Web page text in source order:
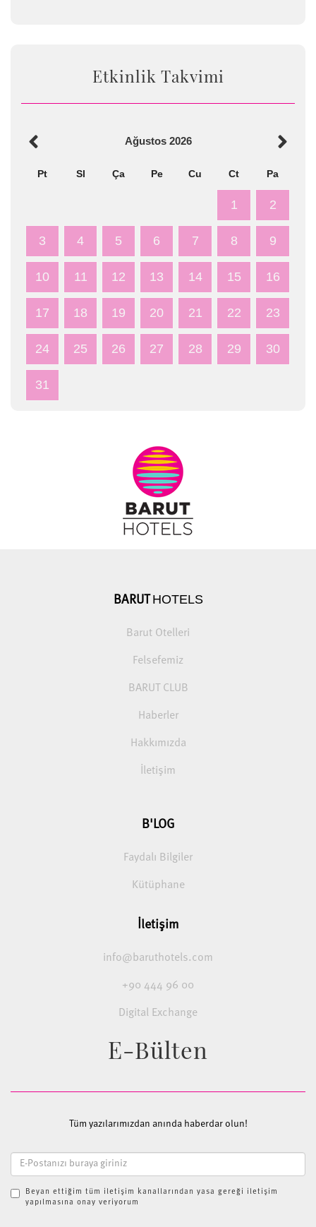
Etkinlik Takvimi
Ağustos 2026
Pt Sl Ça Pe Cu Ct Pa
1 2
3 4 5 6 7 8 9
10 11 12 13 14 15 16
17 18 19 20 21 22 23
24 25 26 27 28 29 30
31
BARUT HOTELS
Barut Otelleri
Felsefemiz
BARUT CLUB
Haberler
Hakkımızda
İletişim
B'LOG
Faydalı Bilgiler
Kütüphane
İletişim
info@baruthotels.com
+90 444 96 00
Digital Exchange
E-Bülten
Tüm yazılarımızdan anında haberdar olun!
Beyan ettiğim tüm iletişim kanallarından yasa gereği iletişim
yapılmasına onay veriyorum